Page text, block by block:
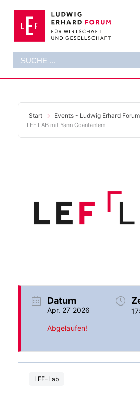
Inhalt
springen
Suche
DAS FORUM
FORMATE
PUBLIKATIONEN
Start Events - Ludwig Erhard Forum
LEF LAB mit Yann Coantanlem
Datum
Apr. 27 2026
Abgelaufen!
LEF-Lab